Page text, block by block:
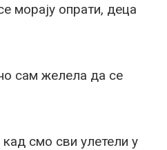
морају опрати, деца
сам желела да се
смо сви улетели у